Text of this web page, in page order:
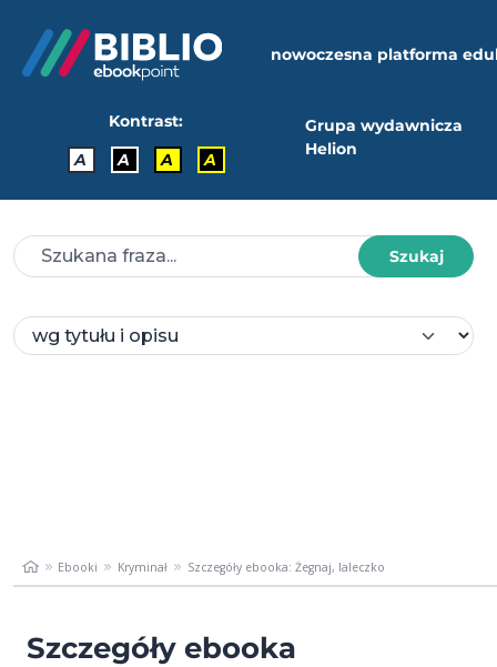
nowoczesna platforma
Kontrast:
A
A A A
Grupa wydawnicza
Helion
Szukaj
Ebooki Kryminał Szczegóły ebooka: Żegnaj, laleczko
Szczegóły ebooka